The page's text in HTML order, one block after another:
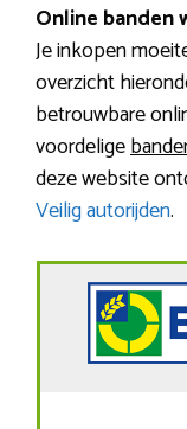
Online banden
Je inkopen
overzicht
betrouwbare
voordelige
deze website
Veilig autorijden.